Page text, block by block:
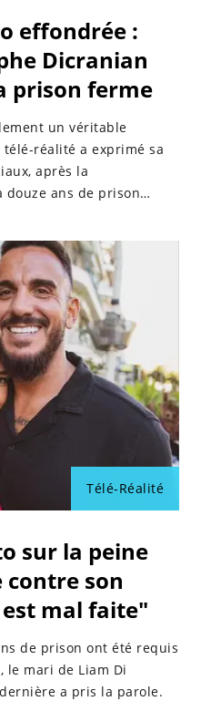
effondrée :
Dicranian
prison ferme
un véritable
réalité a exprimé sa
après la
douze ans de prison
Télé-Réalité
sur la peine
contre son
mal faite"
de prison ont été requis
le mari de Liam Di
a pris la parole.